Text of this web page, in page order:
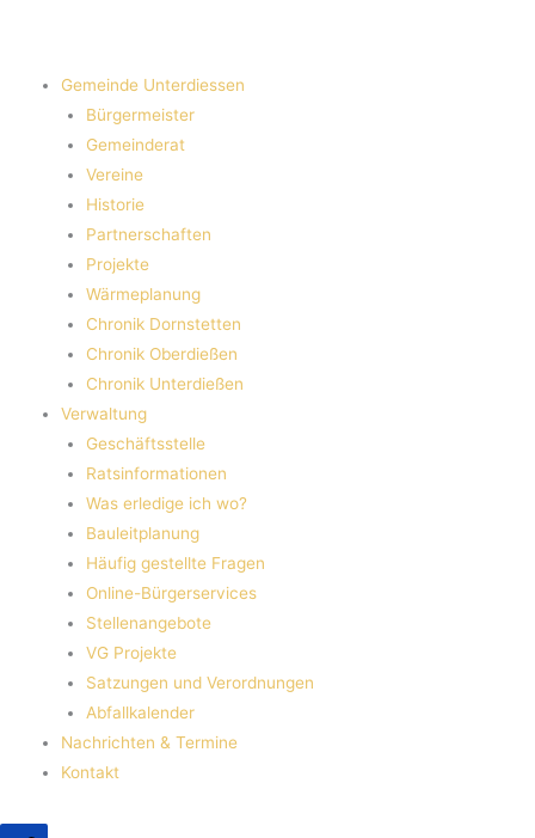
Gemeinde Unterdiessen
Bürgermeister
Gemeinderat
Vereine
Historie
Partnerschaften
Projekte
Wärmeplanung
Chronik Dornstetten
Chronik Oberdießen
Chronik Unterdießen
Verwaltung
Geschäftsstelle
Ratsinformationen
Was erledige ich wo?
Bauleitplanung
Häufig gestellte Fragen
Online-Bürgerservices
Stellenangebote
VG Projekte
Satzungen und Verordnungen
Abfallkalender
Nachrichten & Termine
Kontakt